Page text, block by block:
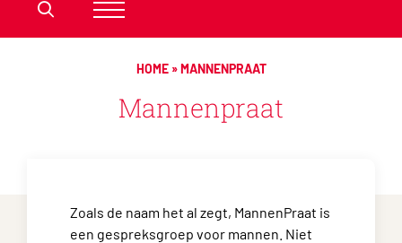
HOME»MANNENPRAAT
Mannenpraat
Zoals de naam het al zegt, MannenPraat is
een gespreksgroep voor mannen. Niet